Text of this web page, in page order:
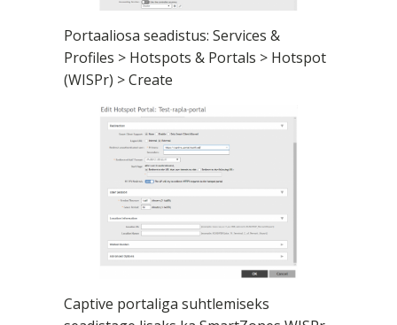
Portaaliosa seadistus: Services &
Profiles > Hotspots & Portals > Hotspot
(WISPr) > Create
Captive portaliga suhtlemiseks